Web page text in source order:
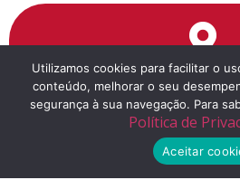
Endereço
Rua da
a 5 minutos a pé da estação
Utilizamos cookies para facilitar o
conteúdo, melhorar o seu
segurança à sua navegação. Para
Política de
Aceitar